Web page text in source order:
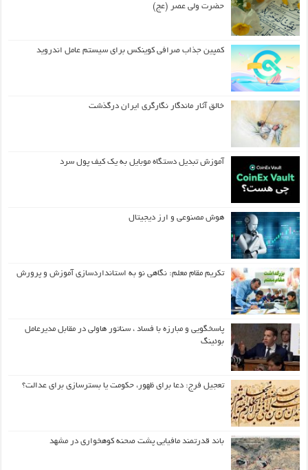
حضرت ولی عصر (عج)
کمپین جذاب صرافی کوینکس برای سیستم عامل اندروید
خالق آثار ماندگار نگارگری ایران درگذشت
آموزش تبدیل دستگاه موبایل به یک کیف‌ پول سرد
هوش مصنوعی و ارز دیجیتال
تکریم مقام معلم: نگاهی نو به استانداردسازی آموزش و پرورش
پاسخگویی و مبارزه با فساد ، سناتور هاولی در مقابل مدیرعامل
بوئینگ
تعجیل فرج: دعا برای ظهور، حکومت یا بسترسازی برای عدالت؟
باند قدرتمند مافیایی پشت صحنه کوهخواری در مشهد